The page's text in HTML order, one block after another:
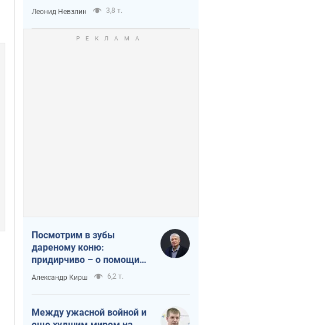
Леонид Невзлин 3,8 т.
Посмотрим в зубы
дареному коню:
придирчиво – о помощи
Украине
Александр Кирш 6,2 т.
Между ужасной войной и